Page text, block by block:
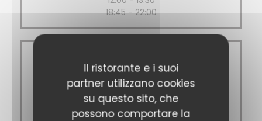
Il ristorante e i suoi
partner utilizzano cookies
su questo sito, che
possono comportare la
18:45 - 22:00
Domenica
Chiuso